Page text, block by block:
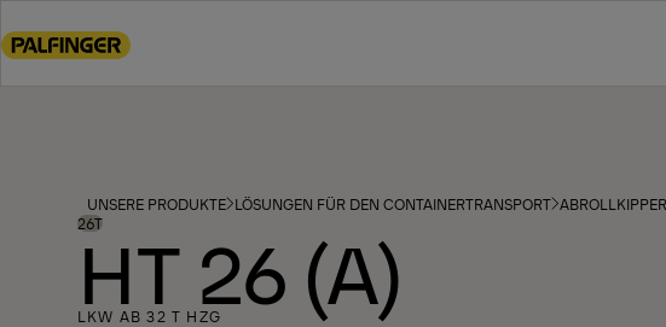
to
UNSERE PRODUKTE LÖSUNGEN FÜR DEN CONTAINERTRANSPORT ABROLLKIPPER
26T
HT 26 (A)
LKW AB 32 T HZG